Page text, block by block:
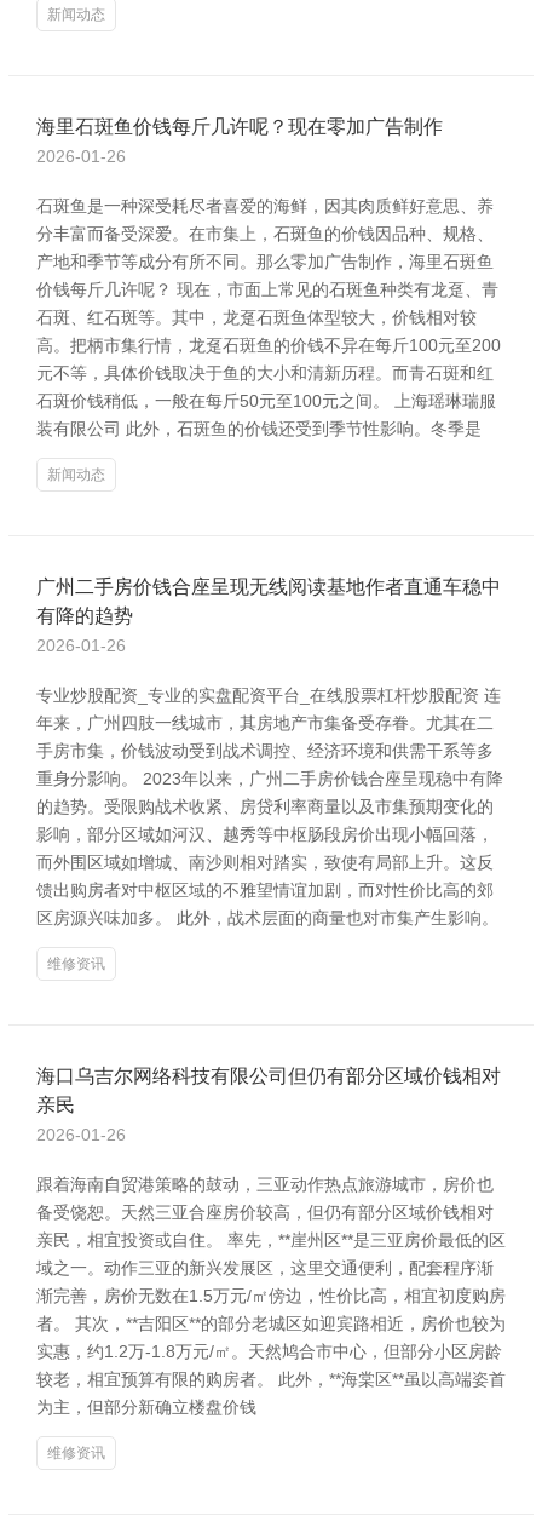
新闻动态
海里石斑鱼价钱每斤几许呢？现在零加广告制作
2026-01-26
石斑鱼是一种深受耗尽者喜爱的海鲜，因其肉质鲜好意思、养
分丰富而备受深爱。在市集上，石斑鱼的价钱因品种、规格、
产地和季节等成分有所不同。那么零加广告制作，海里石斑鱼
价钱每斤几许呢？ 现在，市面上常见的石斑鱼种类有龙趸、青
石斑、红石斑等。其中，龙趸石斑鱼体型较大，价钱相对较
高。把柄市集行情，龙趸石斑鱼的价钱不异在每斤100元至200
元不等，具体价钱取决于鱼的大小和清新历程。而青石斑和红
石斑价钱稍低，一般在每斤50元至100元之间。 上海瑶琳瑞服
装有限公司 此外，石斑鱼的价钱还受到季节性影响。冬季是
新闻动态
广州二手房价钱合座呈现无线阅读基地作者直通车稳中
有降的趋势
2026-01-26
专业炒股配资_专业的实盘配资平台_在线股票杠杆炒股配资 连
年来，广州四肢一线城市，其房地产市集备受存眷。尤其在二
手房市集，价钱波动受到战术调控、经济环境和供需干系等多
重身分影响。 2023年以来，广州二手房价钱合座呈现稳中有降
的趋势。受限购战术收紧、房贷利率商量以及市集预期变化的
影响，部分区域如河汉、越秀等中枢肠段房价出现小幅回落，
而外围区域如增城、南沙则相对踏实，致使有局部上升。这反
馈出购房者对中枢区域的不雅望情谊加剧，而对性价比高的郊
区房源兴味加多。 此外，战术层面的商量也对市集产生影响。
维修资讯
海口乌吉尔网络科技有限公司但仍有部分区域价钱相对
亲民
2026-01-26
跟着海南自贸港策略的鼓动，三亚动作热点旅游城市，房价也
备受饶恕。天然三亚合座房价较高，但仍有部分区域价钱相对
亲民，相宜投资或自住。 率先，**崖州区**是三亚房价最低的区
域之一。动作三亚的新兴发展区，这里交通便利，配套程序渐
渐完善，房价无数在1.5万元/㎡傍边，性价比高，相宜初度购房
者。 其次，**吉阳区**的部分老城区如迎宾路相近，房价也较为
实惠，约1.2万-1.8万元/㎡。天然鸠合市中心，但部分小区房龄
较老，相宜预算有限的购房者。 此外，**海棠区**虽以高端姿首
为主，但部分新确立楼盘价钱
维修资讯